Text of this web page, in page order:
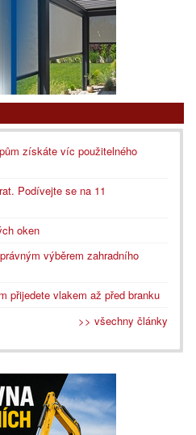
získáte víc použitelného
Podívejte se na 11
oken
výběrem zahradního
přijedete vlakem až před branku
>> všechny články